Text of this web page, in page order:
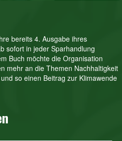
bereits 4. Ausgabe ihres
sofort in jeder Sparhandlung
Buch möchte die Organisation
mehr an die Themen Nachhaltigkeit
so einen Beitrag zur Klimawende